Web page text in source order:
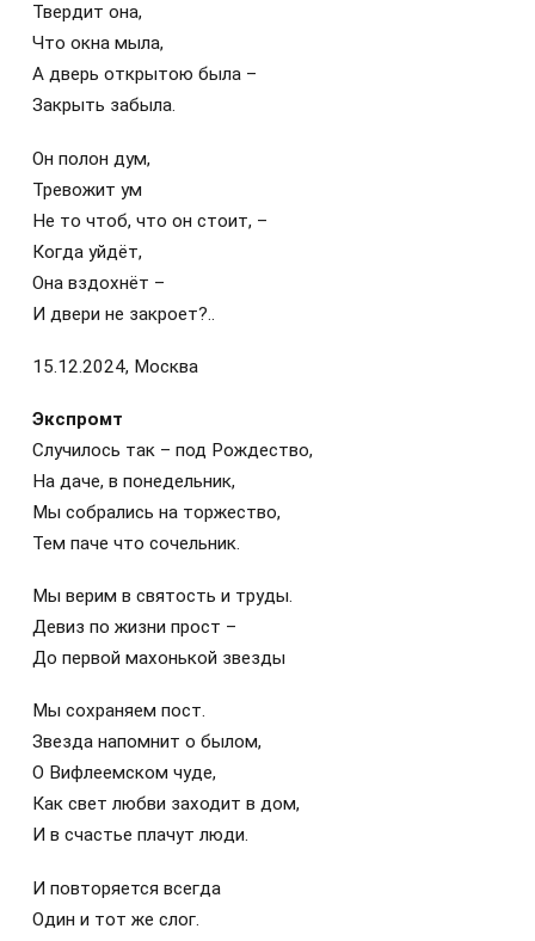
Твердит она,
Что окна мыла,
А дверь открытою была –
Закрыть забыла.
Он полон дум,
Тревожит ум
Не то чтоб, что он стоит, –
Когда уйдёт,
Она вздохнёт –
И двери не закроет?..
15.12.2024, Москва
Экспромт
Случилось так – под Рождество,
На даче, в понедельник,
Мы собрались на торжество,
Тем паче что сочельник.
Мы верим в святость и труды.
Девиз по жизни прост –
До первой махонькой звезды
Мы сохраняем пост.
Звезда напомнит о былом,
О Вифлеемском чуде,
Как свет любви заходит в дом,
И в счастье плачут люди.
И повторяется всегда
Один и тот же слог.